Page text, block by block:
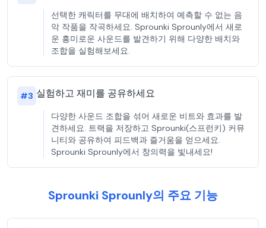
선택한 캐릭터를 무대에 배치하여 예측할 수 없는 음
악 작품을 작곡하세요. Sprounki Sprounly에서 새로
운 흥미로운 사운드를 발견하기 위해 다양한 배치와
조합을 실험해보세요.
#3 실험하고 재미를 공유하세요
다양한 사운드 조합을 섞어 새로운 비트와 효과를 발
견하세요. 트랙을 저장하고 Sprounki(스프런키) 커뮤
니티와 공유하여 피드백과 즐거움을 얻으세요.
Sprounki Sprounly에서 창의력을 빛내세요!
Sprounki Sprounly의 주요 기능